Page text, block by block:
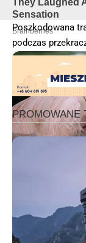
Poszkodowana
podczas